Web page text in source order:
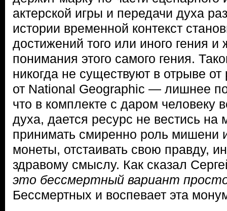
актерской игры и передачи духа
истории временной контекст
достижений того или иного гения
понимания этого самого гения.
никогда не существуют в отрыве
от National Geographic — лишнее
что в комплекте с даром человеку
духа, дается ресурс не вестись на
принимать смиренно роль мишени
монеты, отстаивать свою правду,
здравому смыслу. Как сказал
это бессмертный вариант
Бессмертных и воспевает эта